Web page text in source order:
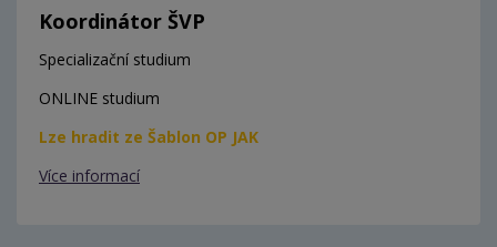
Koordinátor ŠVP
Specializační studium
ONLINE studium
Lze hradit ze Šablon OP JAK
Více informací